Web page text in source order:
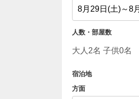
人数・部屋数
宿泊地
方面